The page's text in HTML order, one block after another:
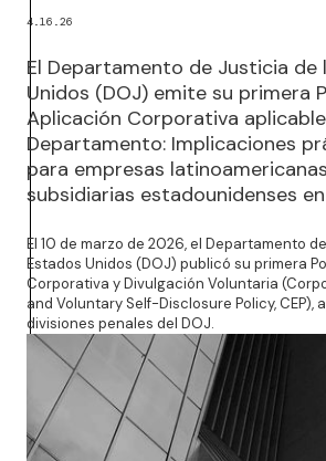
4.16.26
El Departamento de Justicia de
Unidos (DOJ) emite su primera
Aplicación Corporativa
Departamento: Implicaciones
para empresas
subsidiarias estadounidenses
El 10 de marzo de 2026, el Departamento
Estados Unidos (DOJ) publicó su primera
Corporativa y Divulgación Voluntaria
and Voluntary Self-Disclosure Policy, CEP),
divisiones penales del DOJ.